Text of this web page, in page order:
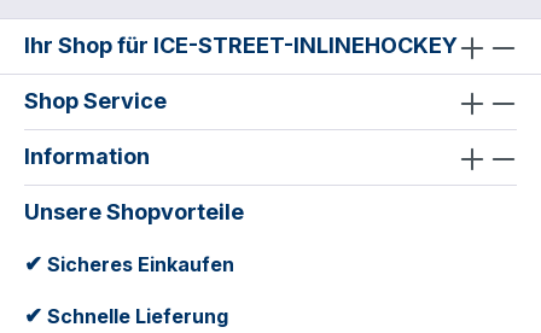
Ihr Shop für ICE-STREET-INLINEHOCKEY
Shop Service
Information
Unsere Shopvorteile
✔ Sicheres Einkaufen
✔ Schnelle Lieferung